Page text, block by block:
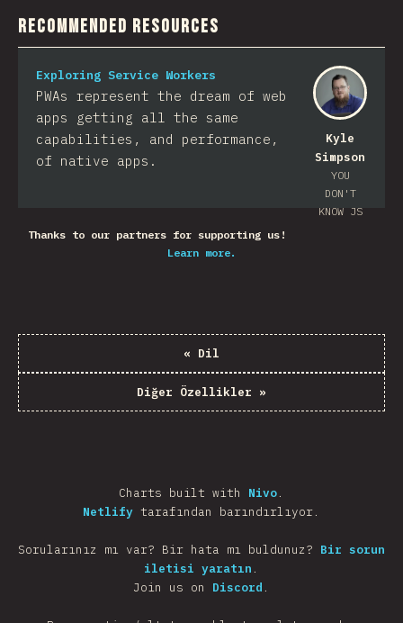
Recommended Resources
Kyle
Simpson
YOU
DON'T
KNOW JS
Exploring Service Workers
PWAs represent the dream of web
apps getting all the same
capabilities, and performance,
of native apps.
Thanks to our partners for supporting us!
Learn more.
« Dil
Diğer Özellikler »
Charts built with Nivo.
Netlify tarafından barındırlıyor.
Sorularınız mı var? Bir hata mı buldunuz? Bir sorun
iletisi yaratın .
Join us on Discord .